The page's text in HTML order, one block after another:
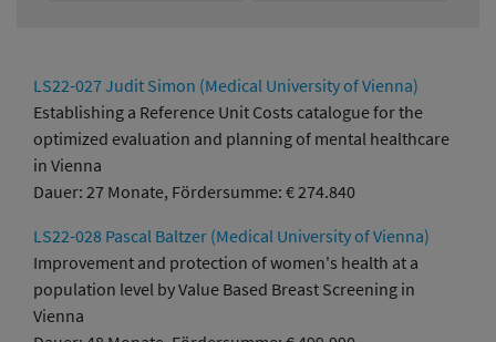
LS22-027 Judit Simon (Medical University of Vienna)
Establishing a Reference Unit Costs catalogue for the
optimized evaluation and planning of mental healthcare
in Vienna
Dauer: 27 Monate, Fördersumme: € 274.840
LS22-028 Pascal Baltzer (Medical University of Vienna)
Improvement and protection of women's health at a
population level by Value Based Breast Screening in
Vienna